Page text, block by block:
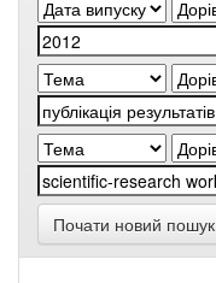
Почати новий пошук